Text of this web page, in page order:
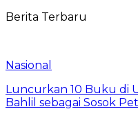
Berita Terbaru
Nasional
Luncurkan 10 Buku di
Bahlil sebagai Sosok